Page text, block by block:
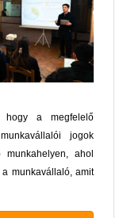
hogy a megfelelő
jogok
ahol
munkavállaló, amit